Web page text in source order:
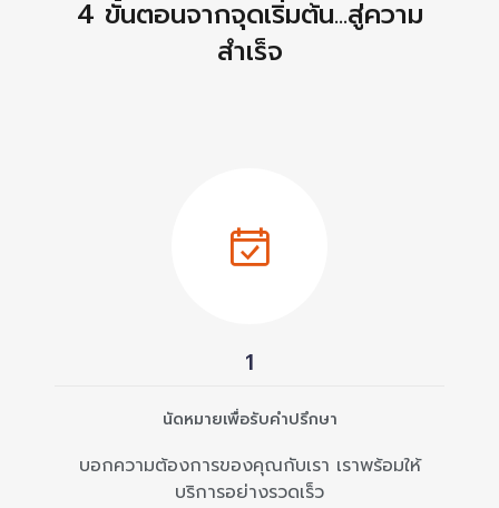
4 ขั้นตอนจากจุดเริ่มต้น...สู่ความ
สำเร็จ
1
นัดหมายเพื่อรับคำปรึกษา
บอกความต้องการของคุณกับเรา เราพร้อมให้
บริการอย่างรวดเร็ว